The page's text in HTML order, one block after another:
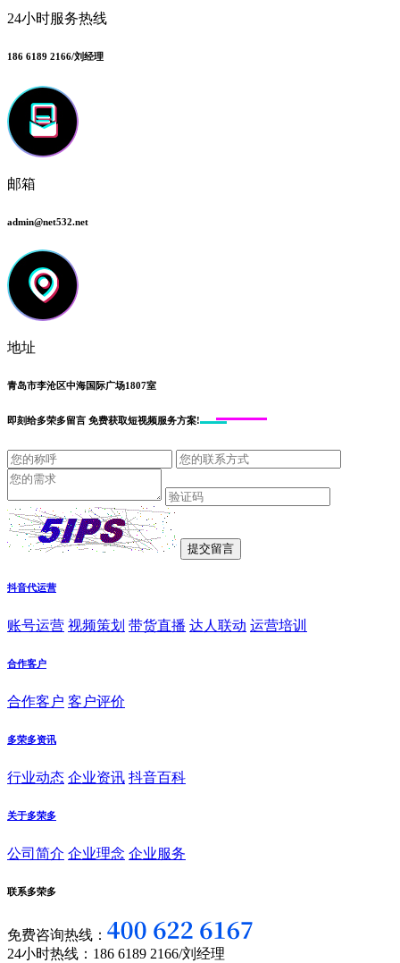
24小时服务热线
186 6189 2166/刘经理
邮箱
admin@net532.net
地址
青岛市李沧区中海国际广场1807室
即刻给多荣多留言 免费获取短视频服务方案!
抖音代运营
账号运营 视频策划 带货直播 达人联动 运营培训
合作客户
合作客户 客户评价
多荣多资讯
行业动态 企业资讯 抖音百科
关于多荣多
公司简介 企业理念 企业服务
联系多荣多
免费咨询热线：
24小时热线：186 6189 2166/刘经理